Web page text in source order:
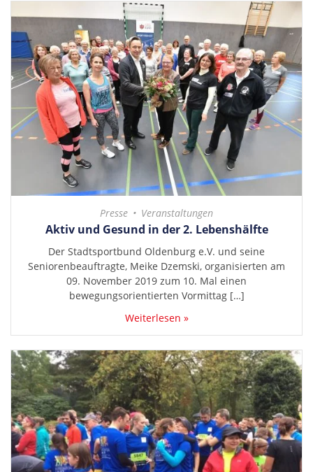
Presse Veranstaltungen
Aktiv und Gesund in der 2. Lebenshälfte
Der Stadtsportbund Oldenburg e.V. und seine
Seniorenbeauftragte, Meike Dzemski, organisierten am
09. November 2019 zum 10. Mal einen
bewegungsorientierten Vormittag […]
Weiterlesen »